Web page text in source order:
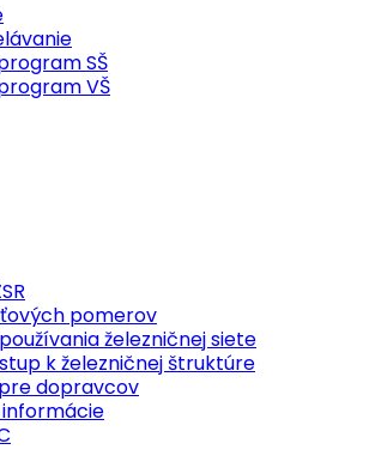
SŠ
VŠ
pomerov
železničnej siete
k železničnej štruktúre
dopravcov